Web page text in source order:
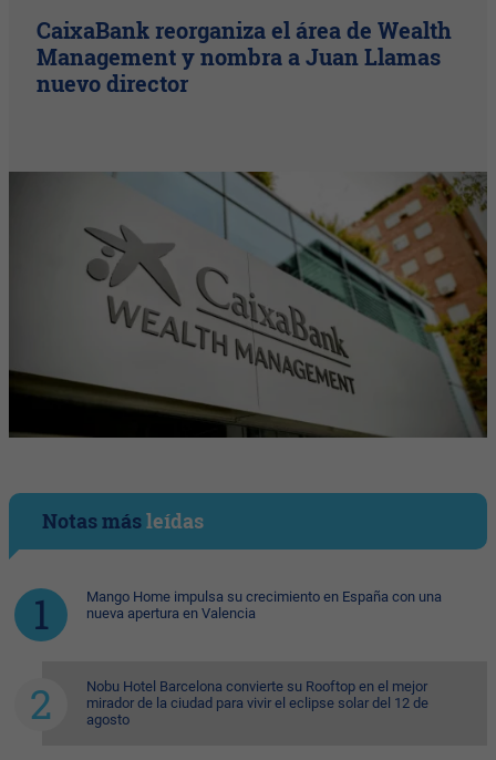
CaixaBank reorganiza el área de Wealth
Management y nombra a Juan Llamas
nuevo director
Notas másleídas
Mango Home impulsa su crecimiento en España con una
nueva apertura en Valencia
Nobu Hotel Barcelona convierte su Rooftop en el mejor
mirador de la ciudad para vivir el eclipse solar del 12 de
agosto